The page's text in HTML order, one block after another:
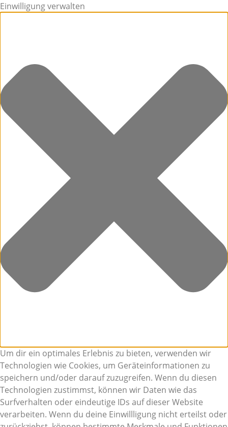
Einwilligung verwalten
Um dir ein optimales Erlebnis zu bieten, verwenden wir
Technologien wie Cookies, um Geräteinformationen zu
speichern und/oder darauf zuzugreifen. Wenn du diesen
Technologien zustimmst, können wir Daten wie das
Surfverhalten oder eindeutige IDs auf dieser Website
verarbeiten. Wenn du deine Einwillligung nicht erteilst oder